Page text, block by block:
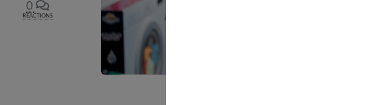
0
RÉACTIONS